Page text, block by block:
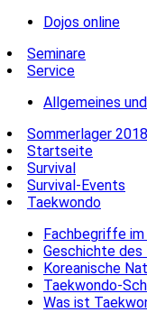
Dojos online
Seminare
Service
Allgemeines
Sommerlager
Startseite
Survival
Survival-Events
Taekwondo
Fachbegriffe
Geschichte des
Koreanische
Taekwondo-
Was ist